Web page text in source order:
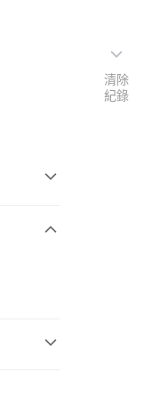
清除
紀錄